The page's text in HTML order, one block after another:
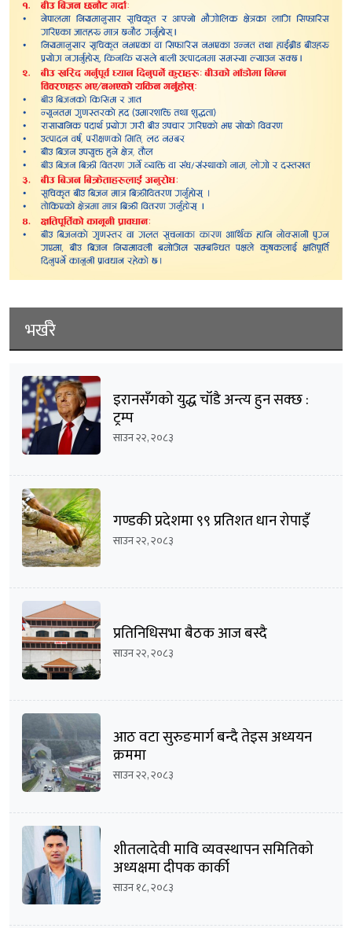
भर्खरै
इरानसँगको युद्ध चाँडै अन्त्य हुन सक्छ :
ट्रम्प
साउन २२, २०८३
गण्डकी प्रदेशमा ९९ प्रतिशत धान रोपाइँ
साउन २२, २०८३
प्रतिनिधिसभा बैठक आज बस्दै
साउन २२, २०८३
आठ वटा सुरुङमार्ग बन्दै तेइस अध्ययन
क्रममा
साउन २२, २०८३
शीतलादेवी मावि व्यवस्थापन समितिको
अध्यक्षमा दीपक कार्की
साउन १८, २०८३